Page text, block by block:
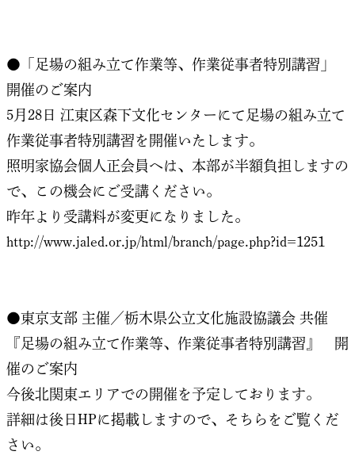
●「足場の組み立て作業等、作業従事者特別講習」
開催のご案内
5月28日 江東区森下文化センターにて足場の組み立て
作業従事者特別講習を開催いたします。
照明家協会個人正会員へは、本部が半額負担しますの
で、この機会にご受講ください。
昨年より受講料が変更になりました。
http://www.jaled.or.jp/html/branch/page.php?id=1251
●東京支部 主催／栃木県公立文化施設協議会 共催
『足場の組み立て作業等、作業従事者特別講習』 開
催のご案内
今後北関東エリアでの開催を予定しております。
詳細は後日HPに掲載しますので、そちらをご覧くだ
さい。